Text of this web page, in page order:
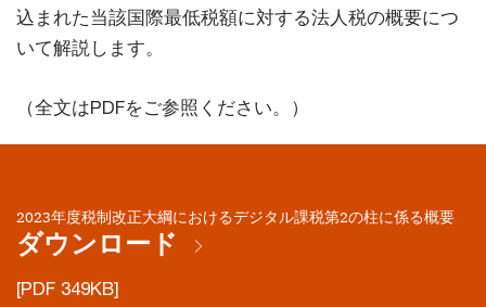
込まれた当該国際最低税額に対する法人税の概要につ
いて解説します。
（全文はPDFをご参照ください。）
2023年度税制改正大綱におけるデジタル課税第2の柱に係る概要
ダウンロード
[PDF 349KB]